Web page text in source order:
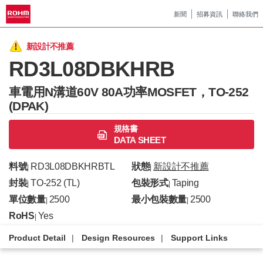
新聞 招募資訊 聯絡我們
新設計不推薦
RD3L08DBKHRB
車電用N溝道60V 80A功率MOSFET，TO-252
(DPAK)
規格書
DATA SHEET
料號| RD3L08DBKHRBTL 狀態| 新設計不推薦
封裝| TO-252 (TL) 包裝形式| Taping
單位數量| 2500 最小包裝數量 |2500
RoHS Yes
Product Detail Design Resources Support Links